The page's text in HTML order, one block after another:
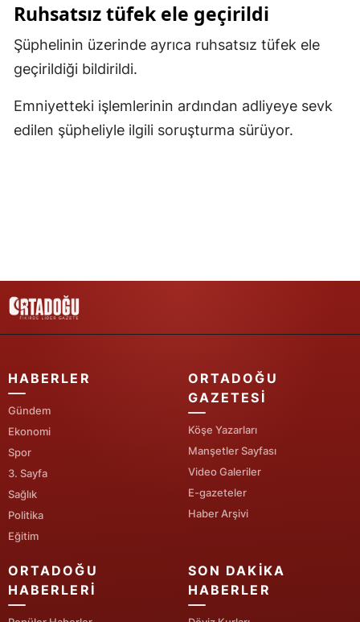
Tekirdağ
Tokat
Yozgat
Aksaray
Bayburt
Kırıkkale
Şırnak
Bartın
Ruhsatsız tüfek ele geçirildi
Şüphelinin üzerinde ayrıca ruhsatsız tüfek ele
geçirildiği bildirildi.
Emniyetteki işlemlerinin ardından adliyeye sevk
edilen şüpheliyle ilgili soruşturma sürüyor.
HABERLER
Gündem
Ekonomi
Spor
3. Sayfa
Sağlık
Politika
Eğitim
ORTADOĞU
GAZETESI
Köşe Yazarları
Manşetler Sayfası
Video Galeriler
E-gazeteler
Haber Arşivi
ORTADOĞU
HABERLERI
SON DAKIKA
HABERLER